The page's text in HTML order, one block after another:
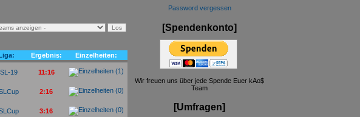
Ergebnis: Einzelheiten:
19 11:16 (1)
2:16 (0)
3:16 (0)
Password vergessen
[Spendenkonto]
Wir freuen uns über jede Spende Euer kAo$
Team
[Umfragen]